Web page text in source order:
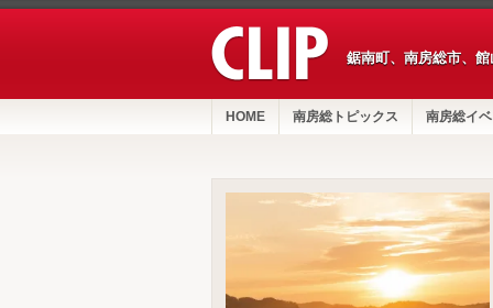
鋸南町、南房総市、
HOME 南房総トピックス 南房総イ